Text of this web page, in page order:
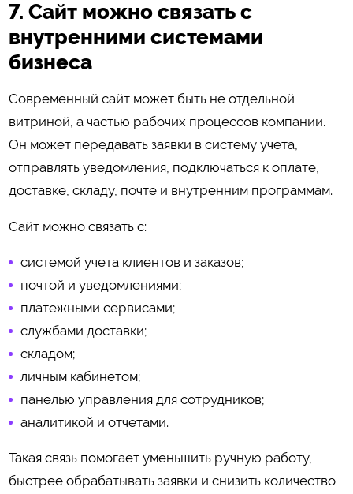
7. Сайт можно связать с
внутренними системами
бизнеса
Современный сайт может быть не отдельной
витриной, а частью рабочих процессов компании.
Он может передавать заявки в систему учета,
отправлять уведомления, подключаться к оплате,
доставке, складу, почте и внутренним программам.
Сайт можно связать с:
системой учета клиентов и заказов;
почтой и уведомлениями;
платежными сервисами;
службами доставки;
складом;
личным кабинетом;
панелью управления для сотрудников;
аналитикой и отчетами.
Такая связь помогает уменьшить ручную работу,
быстрее обрабатывать заявки и снизить количество